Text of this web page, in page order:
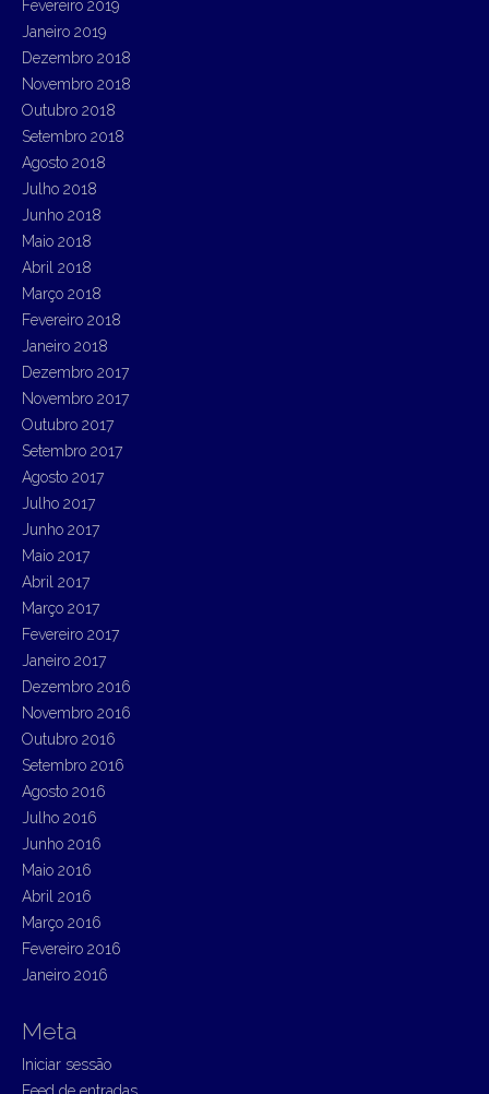
Fevereiro 2019
Janeiro 2019
Dezembro 2018
Novembro 2018
Outubro 2018
Setembro 2018
Agosto 2018
Julho 2018
Junho 2018
Maio 2018
Abril 2018
Março 2018
Fevereiro 2018
Janeiro 2018
Dezembro 2017
Novembro 2017
Outubro 2017
Setembro 2017
Agosto 2017
Julho 2017
Junho 2017
Maio 2017
Abril 2017
Março 2017
Fevereiro 2017
Janeiro 2017
Dezembro 2016
Novembro 2016
Outubro 2016
Setembro 2016
Agosto 2016
Julho 2016
Junho 2016
Maio 2016
Abril 2016
Março 2016
Fevereiro 2016
Janeiro 2016
Meta
Iniciar sessão